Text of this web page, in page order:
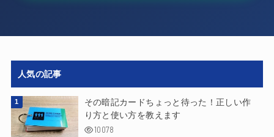
人気の記事
その暗記カードちょっと待った！正しい作
り方と使い方を教えます
10078